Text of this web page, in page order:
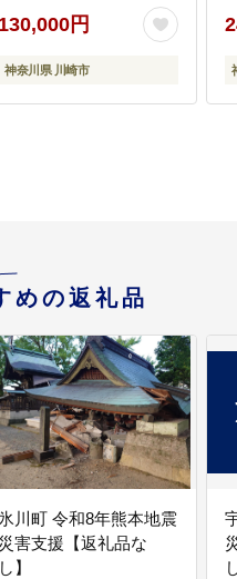
130,000円
神奈川県 川崎市
めの返礼品
氷川町 令和8年熊本地震
災害支援【返礼品な
し】